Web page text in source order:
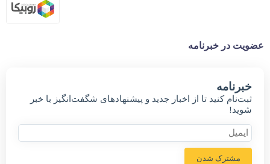
عضویت در خبرنامه
خبر‌نامه
ثبت‌نام کنید تا از اخبار جدید و پیشنهاد‌های شگفت‌انگیز با خبر
شوید!
مشترک شدن